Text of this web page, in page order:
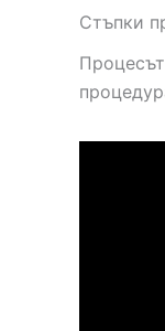
Стъпки